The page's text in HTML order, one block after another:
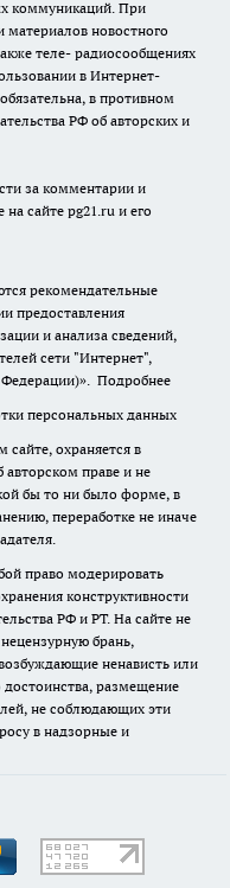
коммуникаций. При
новостного
теле- радиосообщениях
в Интернет-
в противном
РФ об авторских и
за комментарии и
сайте pg21.ru и его
рекомендательные
предоставления
и анализа сведений,
сети "Интернет",
Подробнее
персональных данных
охраняется в
авторском праве и не
бы то ни было форме, в
переработке не иначе
право модерировать
конструктивности
РФ и РТ. На сайте не
брань,
ненависть или
достоинства, размещение
не соблюдающих эти
в надзорные и